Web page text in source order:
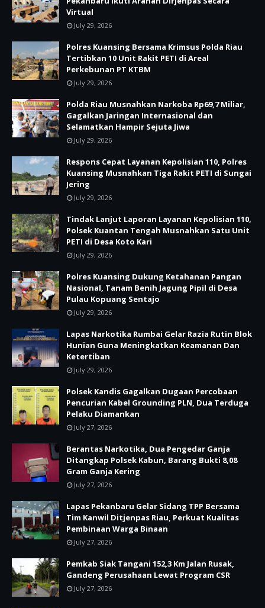
Virtual
July 29, 2026
Polres Kuansing Bersama Krimsus Polda Riau
Tertibkan 10 Unit Rakit PETI di Areal
Perkebunan PT KTBM
July 29, 2026
Polda Riau Musnahkan Narkoba Rp69,7 Miliar,
Gagalkan Jaringan Internasional dan
Selamatkan Hampir Sejuta Jiwa
July 29, 2026
Respons Cepat Layanan Kepolisian 110, Polres
Kuansing Musnahkan Tiga Rakit PETI di Sungai
Jering
July 29, 2026
Tindak Lanjut Laporan Layanan Kepolisian 110,
Polsek Kuantan Tengah Musnahkan Satu Unit
PETI di Desa Koto Kari
July 29, 2026
Polres Kuansing Dukung Ketahanan Pangan
Nasional, Tanam Benih Jagung Pipil di Desa
Pulau Kopuang Sentajo
July 29, 2026
Lapas Narkotika Rumbai Gelar Razia Rutin Blok
Hunian Guna Meningkatkan Keamanan Dan
Ketertiban
July 29, 2026
Polsek Kandis Gagalkan Dugaan Percobaan
Pencurian Kabel Grounding PLN, Dua Terduga
Pelaku Diamankan
July 27, 2026
Berantas Narkotika, Dua Pengedar Ganja
Ditangkap Polsek Kabun, Barang Bukti 8,08
Gram Ganja Kering
July 27, 2026
Lapas Pekanbaru Gelar Sidang TPP Bersama
Tim Kanwil Ditjenpas Riau, Perkuat Kualitas
Pembinaan Warga Binaan
July 27, 2026
Pemkab Siak Tangani 152,3 Km Jalan Rusak,
Gandeng Perusahaan Lewat Program CSR
July 27, 2026